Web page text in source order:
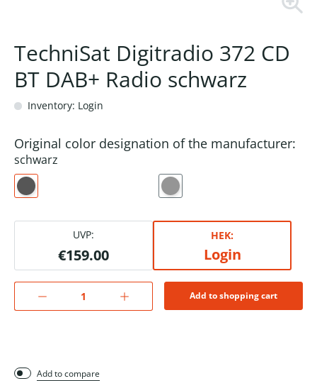
TechniSat Digitradio 372 CD
BT DAB+ Radio schwarz
Inventory: Login
Original color designation of the manufacturer:
schwarz
UVP:
€159.00
HEK:
Login
Add to shopping cart
Add to compare